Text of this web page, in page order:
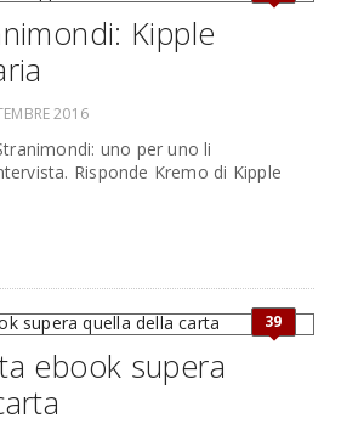
Kipple
2016
uno per uno li
Risponde Kremo di Kipple
39
ebook supera